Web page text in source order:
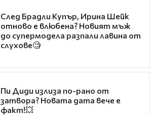
След Брадли Купър, Ирина Шейк
отново е влюбена? Новият мъж
до супермодела разпали лавина от
слухове🧐
Пи Диди излиза по-рано от
затвора? Новата дата вече е
факт!💥